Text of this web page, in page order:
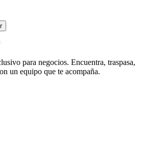
para negocios. Encuentra, traspasa,
un equipo que te acompaña.